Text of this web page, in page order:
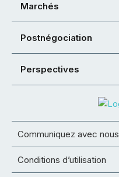
Marchés
Postnégociation
Perspectives
Communiquez avec nous
Conditions d’utilisation